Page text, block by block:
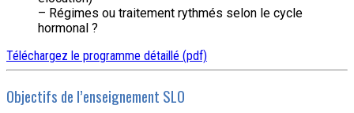
– Régimes ou traitement rythmés selon le cycle
hormonal ?
Téléchargez le programme détaillé (pdf)
Objectifs de l’enseignement SLO